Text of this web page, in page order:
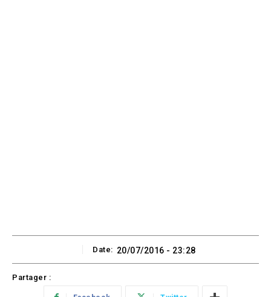
Date: 20/07/2016 - 23:28
Partager :